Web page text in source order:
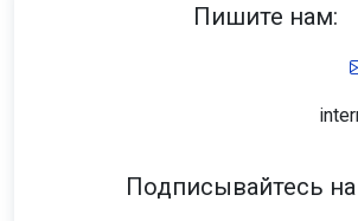
Пишите нам:
Подписывайтесь на